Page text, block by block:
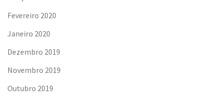
Fevereiro 2020
Janeiro 2020
Dezembro 2019
Novembro 2019
Outubro 2019